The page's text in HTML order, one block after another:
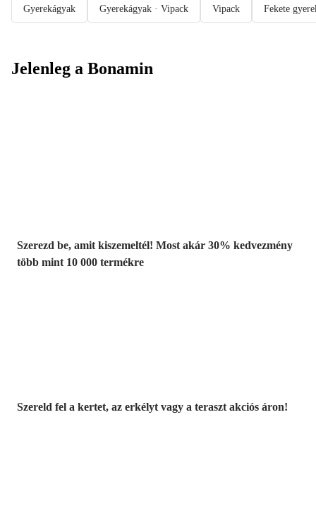
Gyerekágyak Gyerekágyak · Vipack Vipack Fekete
Jelenleg a Bonamin
Szerezd be, amit kiszemeltél! Most akár 30% kedvezmény
több mint 10 000 termékre
Szereld fel a kertet, az erkélyt vagy a teraszt akciós áron!